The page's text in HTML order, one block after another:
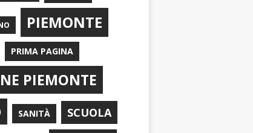
PIEMONTE
PRIMA PAGINA
PIEMONTE
SANITÀ SCUOLA